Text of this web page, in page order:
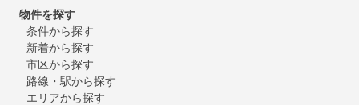
物件を探す
条件から探す
新着から探す
市区から探す
路線・駅から探す
エリアから探す